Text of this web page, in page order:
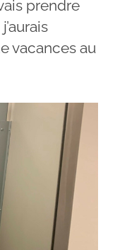
prendre
vacances au